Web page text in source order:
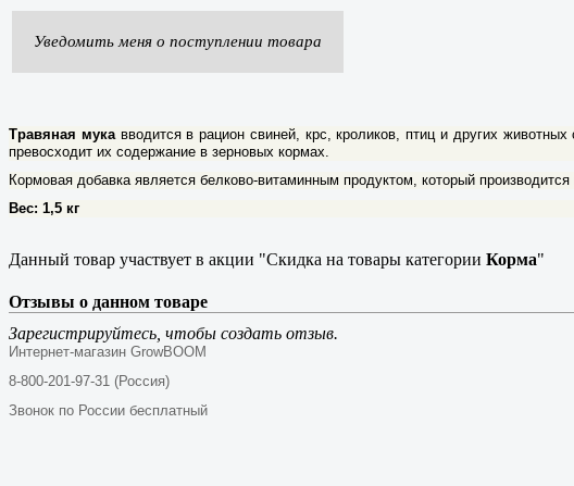
Уведомить меня о поступлении товара
Травяная мукавводится в рацион свиней, крс, кроликов, птиц и других
превосходит их содержание в зерновых кормах.
Кормовая добавка является белково-витаминным продуктом, который
Вес: 1,5 кг
Данный товар участвует в акции "Скидка на товары категории Корма"
Отзывы о данном товаре
Зарегистрируйтесь, чтобы создать отзыв.
Интернет-магазин GrowBOOM
8-800-201-97-31 (Россия)
Звонок по России бесплатный